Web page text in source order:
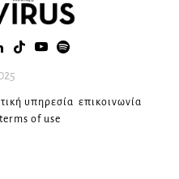
υπηρεσία επικοινωνία
terms of use